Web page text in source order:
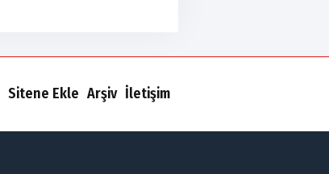
Sitene Ekle Arşiv İletişim